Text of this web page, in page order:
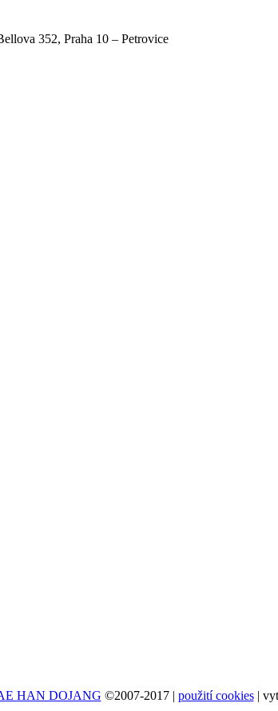
352, Praha 10 – Petrovice
HAN DOJANG ©2007-2017 | použití cookies|